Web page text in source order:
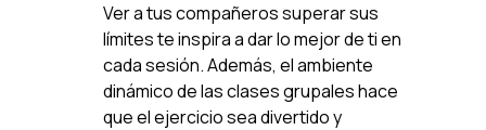
Ver a tus compañeros superar sus
límites te inspira a dar lo mejor de ti en
cada sesión. Además, el ambiente
dinámico de las clases grupales hace
que el ejercicio sea divertido y